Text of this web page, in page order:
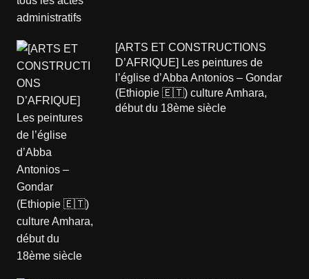
[ARTS ET CONSTRUCTIONS
D’AFRIQUE] Les peintures de
l’église d’Abba Antonios – Gondar
(Ethiopie 🇪🇹) culture Amhara,
début du 18ème siècle